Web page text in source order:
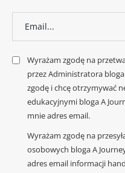
Wyrażam zgodę na
przez Administratora bloga
zgodę i chcę otrzymywać
edukacyjnymi bloga A
mnie adres email.
Wyrażam zgodę na
osobowych bloga A
adres email informacji